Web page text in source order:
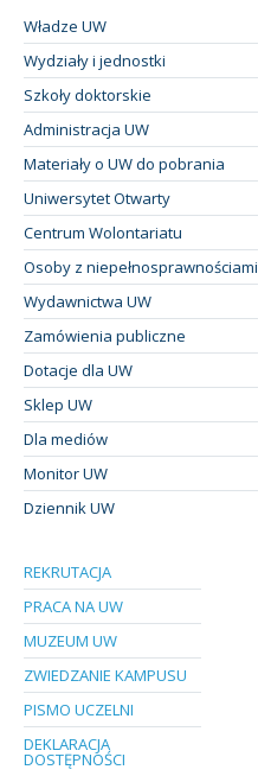
Władze UW
Wydziały i jednostki
Szkoły doktorskie
Administracja UW
Materiały o UW do pobrania
Uniwersytet Otwarty
Centrum Wolontariatu
Osoby z niepełnosprawnościami
Wydawnictwa UW
Zamówienia publiczne
Dotacje dla UW
Sklep UW
Dla mediów
Monitor UW
Dziennik UW
REKRUTACJA
PRACA NA UW
MUZEUM UW
ZWIEDZANIE KAMPUSU
PISMO UCZELNI
DEKLARACJA
DOSTĘPNOŚCI